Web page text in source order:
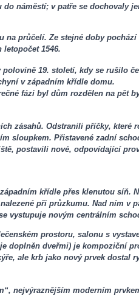
náměstí; v patře se dochovaly
na průčelí. Ze stejné doby pochází
1546.
19. století, kdy se rušilo
v západním křídle domu.
fázi byl dům rozdělen na pět
zásahů. Odstranili příčky, které
sloupkem. Přistavené zadní
postavili nové, odpovídající
křídle přes klenutou síň.
při průzkumu. Nad ním v
vystupuje novým centrálním
prostoru, salonu s
doplněn dveřmi) je kompoziční
ale krb jako nový prvek dostal
nejvýraznějším moderním